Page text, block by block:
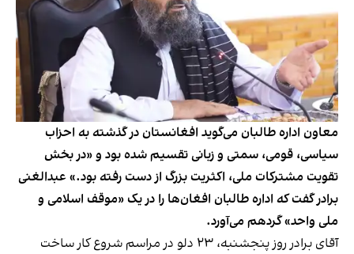
معاون اداره طالبان می‌گوید افغانستان در گذشته به احزاب
سیاسی، قومی، سمتی و زبانی تقسیم شده بود و «در بخش
تقویت مشترکات ملی، اکثریت بزرگ از دست رفته بود.» عبدالغنی
برادر گفت که اداره طالبان افغان‌ها را در یک «موقف اسلامی و
ملی واحد» گردهم می‌آورد.
آقای برادر روز پنجشنبه، ۲۳ دلو در مراسم شروع کار ساخت